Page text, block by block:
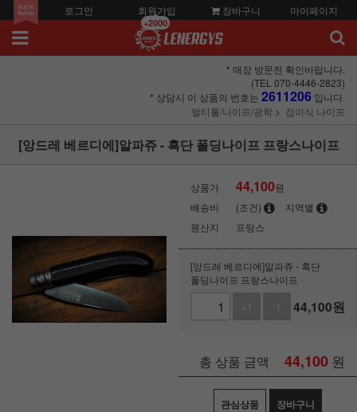
로그인 회원가입
+2000
장바구니 마이페이지
* 매장 방문전 확인바랍니다.
(TEL 070-4446-2823)
* 상담시 이 상품의 번호는 2611206 입니다.
멀티툴/나이프/광학
접이식 나이프
[앙드레 베르디에]알파쥬 - 흑단 폴딩나이프 프랑스나이프
상품가 44,100원
배송비
(조건)
지역별
원산지
프랑스
[앙드레 베르디에]알파쥬 - 흑단
폴딩나이프 프랑스나이프
+1
-1 44,100원
총 상품 금액 44,100 원
관심상품 장바구니